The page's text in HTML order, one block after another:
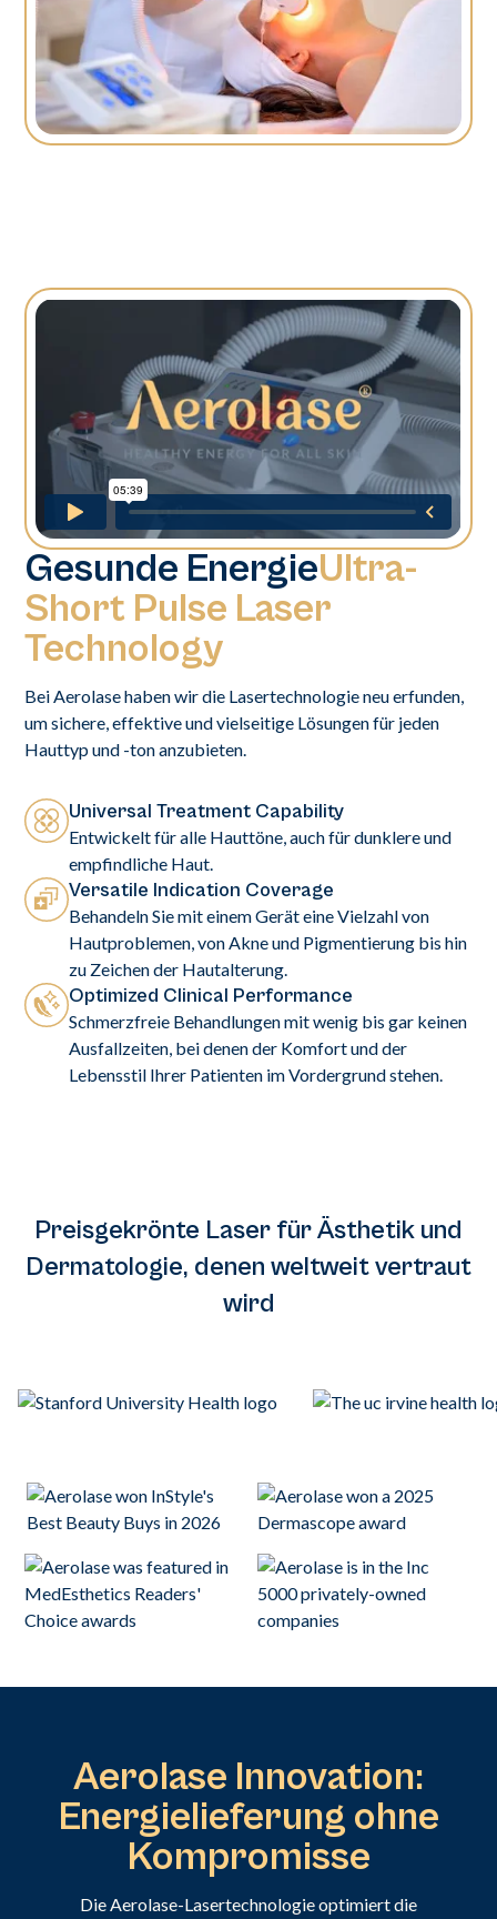
Gesunde EnergieUltra-
Short Pulse Laser
Technology
Bei Aerolase haben wir die Lasertechnologie neu erfunden,
um sichere, effektive und vielseitige Lösungen für jeden
Hauttyp und -ton anzubieten.
Universal Treatment Capability
Entwickelt für alle Hauttöne, auch für dunklere und
empfindliche Haut.
Versatile Indication Coverage
Behandeln Sie mit einem Gerät eine Vielzahl von
Hautproblemen, von Akne und Pigmentierung bis hin
zu Zeichen der Hautalterung.
Optimized Clinical Performance
Schmerzfreie Behandlungen mit wenig bis gar keinen
Ausfallzeiten, bei denen der Komfort und der
Lebensstil Ihrer Patienten im Vordergrund stehen.
Preisgekrönte Laser für Ästhetik und
Dermatologie, denen weltweit vertraut
wird
Aerolase Innovation:
Energielieferung ohne
Kompromisse
Die Aerolase-Lasertechnologie optimiert die